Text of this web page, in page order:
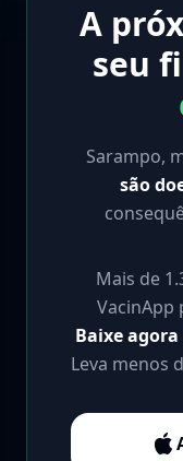
A
seu
Sarampo,
são
Mais de
VacinApp
Baixe
Leva menos